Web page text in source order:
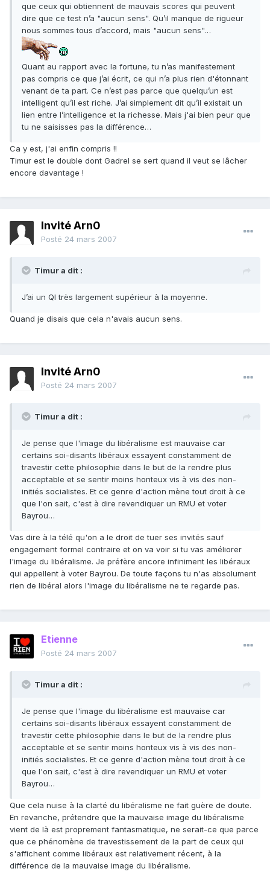
que ceux qui obtiennent de mauvais scores qui peuvent
dire que ce test n’a "aucun sens". Qu’il manque de rigueur
nous sommes tous d’accord, mais "aucun sens"…
Quant au rapport avec la fortune, tu n’as manifestement
pas compris ce que j’ai écrit, ce qui n’a plus rien d'étonnant
venant de ta part. Ce n’est pas parce que quelqu’un est
intelligent qu’il est riche. J’ai simplement dit qu’il existait un
lien entre l’intelligence et la richesse. Mais j'ai bien peur que
tu ne saisisses pas la différence…
Ca y est, j'ai enfin compris !!
Timur est le double dont Gadrel se sert quand il veut se lâcher
encore davantage !
Invité Arn0
Posté 24 mars 2007
Timur a dit :
J’ai un QI très largement supérieur à la moyenne.
Quand je disais que cela n'avais aucun sens.
Invité Arn0
Posté 24 mars 2007
Timur a dit :
Je pense que l'image du libéralisme est mauvaise car
certains soi-disants libéraux essayent constamment de
travestir cette philosophie dans le but de la rendre plus
acceptable et se sentir moins honteux vis à vis des non-
initiés socialistes. Et ce genre d'action mène tout droit à ce
que l'on sait, c'est à dire revendiquer un RMU et voter
Bayrou…
Vas dire à la télé qu'on a le droit de tuer ses invités sauf
engagement formel contraire et on va voir si tu vas améliorer
l'image du libéralisme. Je préfère encore infiniment les libéraux
qui appellent à voter Bayrou. De toute façons tu n'as absolument
rien de libéral alors l'image du libéralisme ne te regarde pas.
Etienne
Posté 24 mars 2007
Timur a dit :
Je pense que l'image du libéralisme est mauvaise car
certains soi-disants libéraux essayent constamment de
travestir cette philosophie dans le but de la rendre plus
acceptable et se sentir moins honteux vis à vis des non-
initiés socialistes. Et ce genre d'action mène tout droit à ce
que l'on sait, c'est à dire revendiquer un RMU et voter
Bayrou…
Que cela nuise à la clarté du libéralisme ne fait guère de doute.
En revanche, prétendre que la mauvaise image du libéralisme
vient de là est proprement fantasmatique, ne serait-ce que parce
que ce phénomène de travestissement de la part de ceux qui
s'affichent comme libéraux est relativement récent, à la
différence de la mauvaise image du libéralisme.